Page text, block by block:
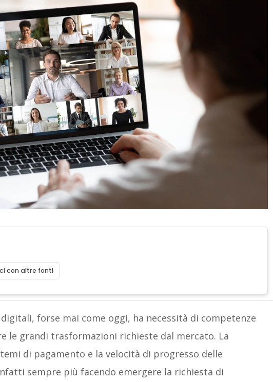
con altre fonti
forse mai come oggi, ha necessità di competenze
le grandi trasformazioni richieste dal mercato. La
di pagamento e la velocità di progresso delle
sempre più facendo emergere la richiesta di